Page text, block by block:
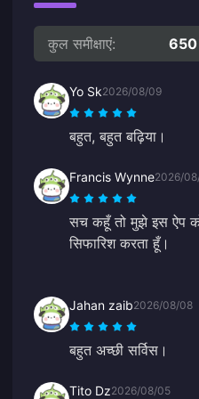
कुल समीक्षाएं: 650
Yo Sk2026/08/09
बहुत, बहुत बढ़िया।
Francis Wynne2026/
सच कहूँ तो मुझे इस ऐप
सिफारिश करता हूँ।
Jahan zaib2026/08/08
बहुत अच्छी सर्विस।
Tito Dz2026/08/05